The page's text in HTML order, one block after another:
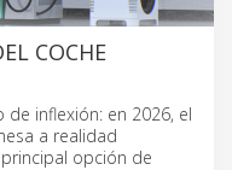
COCHE
inflexión: en 2026, el
a realidad
opción de